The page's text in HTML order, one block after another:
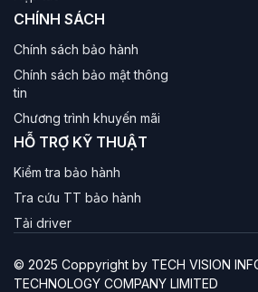
CHÍNH SÁCH
Chính sách bảo hành
Chính sách bảo mật thông
tin
Chương trình khuyến mãi
HỖ TRỢ KỸ THUẬT
Kiểm tra bảo hành
Tra cứu TT bảo hành
Tải driver
© 2025 Coppyright by TECH VISION
TECHNOLOGY COMPANY LIMITED